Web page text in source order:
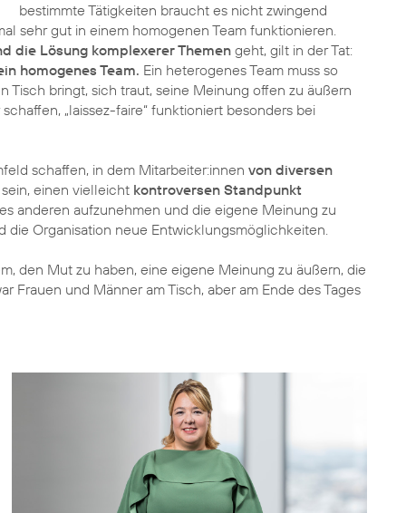
bestimmte Tätigkeiten braucht es nicht zwingend
sehr gut in einem homogenen Team funktionieren.
die Lösung komplexerer Themen geht, gilt in der Tat:
homogenes Team. Ein heterogenes Team muss so
Tisch bringt, sich traut, seine Meinung offen zu äußern
„laissez-faire“ funktioniert besonders bei
schaffen, in dem Mitarbeiter:innen von diversen
einen vielleicht kontroversen Standpunkt
anderen aufzunehmen und die eigene Meinung zu
Organisation neue Entwicklungsmöglichkeiten.
den Mut zu haben, eine eigene Meinung zu äußern, die
Frauen und Männer am Tisch, aber am Ende des Tages